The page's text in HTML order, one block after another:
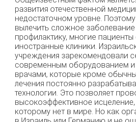
развития отечественной
недостаточном уровне.
вылечить сложное
профилактику, многие
иностранные клиники.
учреждения зарекомендовали
современным оборудованием
врачами, которые кроме
лечения постоянно
технологии. Это позволяет
высокоэффективное
которому нет в мире. Но как